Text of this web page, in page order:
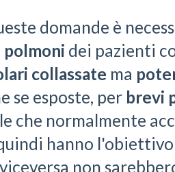
domande è
polmoni dei pazienti
collassate ma
se esposte, per brevi
che normalmente
hanno
non